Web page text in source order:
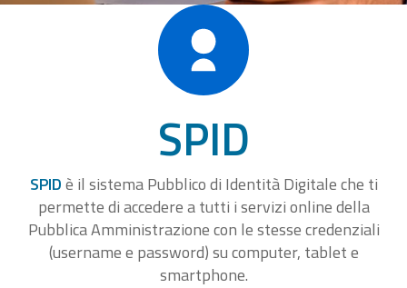
SPID
SPIDè il sistema Pubblico di Identità Digitale che ti
permette di accedere a tutti i servizi online della
Pubblica Amministrazione con le stesse credenziali
(username e password) su computer, tablet e
smartphone.